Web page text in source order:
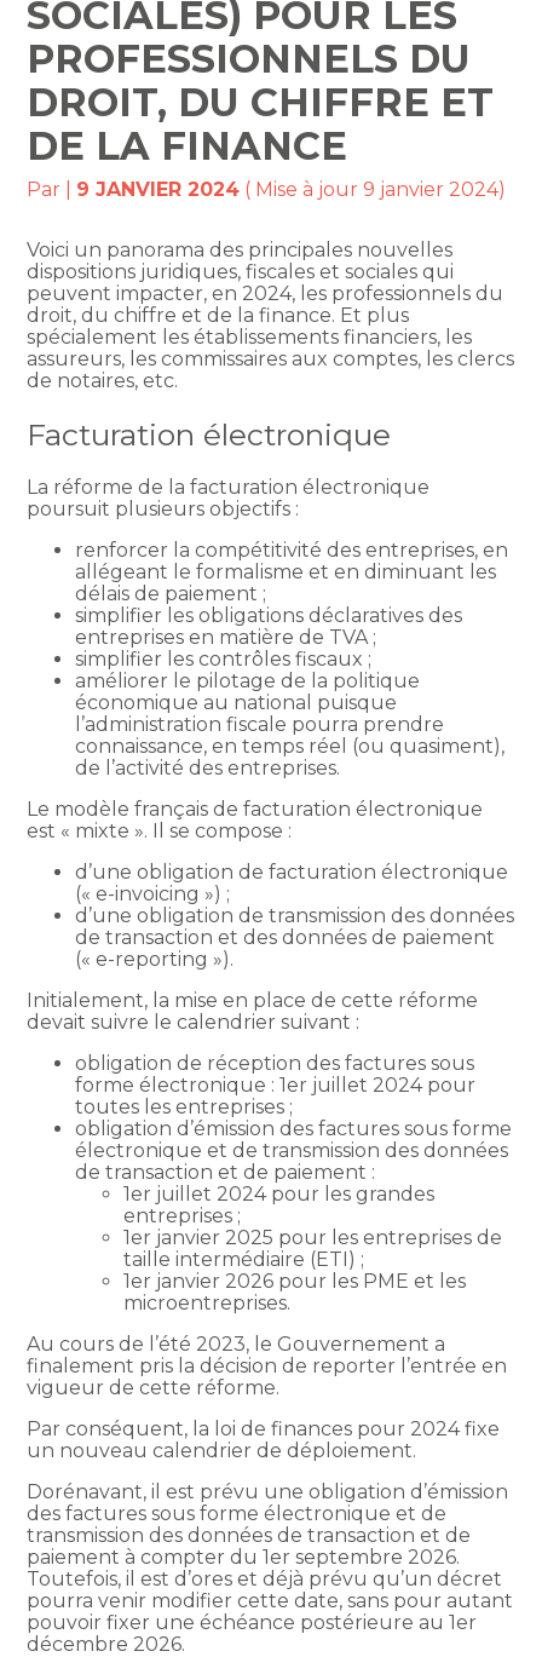
SOCIALES) POUR LES
PROFESSIONNELS DU
DROIT, DU CHIFFRE ET
DE LA FINANCE
Par 9 JANVIER 2024 ( Mise à jour 9 janvier 2024)
Voici un panorama des principales nouvelles
dispositions juridiques, fiscales et sociales qui
peuvent impacter, en 2024, les professionnels du
droit, du chiffre et de la finance. Et plus
spécialement les établissements financiers, les
assureurs, les commissaires aux comptes, les clercs
de notaires, etc.
Facturation électronique
La réforme de la facturation électronique
poursuit plusieurs objectifs :
renforcer la compétitivité des entreprises, en
allégeant le formalisme et en diminuant les
délais de paiement ;
simplifier les obligations déclaratives des
entreprises en matière de TVA ;
simplifier les contrôles fiscaux ;
améliorer le pilotage de la politique
économique au national puisque
l’administration fiscale pourra prendre
connaissance, en temps réel (ou quasiment),
de l’activité des entreprises.
Le modèle français de facturation électronique
est « mixte ». Il se compose :
d’une obligation de facturation électronique
(« e-invoicing ») ;
d’une obligation de transmission des données
de transaction et des données de paiement
(« e-reporting »).
Initialement, la mise en place de cette réforme
devait suivre le calendrier suivant :
obligation de réception des factures sous
forme électronique : 1er juillet 2024 pour
toutes les entreprises ;
obligation d’émission des factures sous forme
électronique et de transmission des données
de transaction et de paiement :
1er juillet 2024 pour les grandes
entreprises ;
1er janvier 2025 pour les entreprises de
taille intermédiaire (ETI) ;
1er janvier 2026 pour les PME et les
microentreprises.
Au cours de l’été 2023, le Gouvernement a
finalement pris la décision de reporter l’entrée en
vigueur de cette réforme.
Par conséquent, la loi de finances pour 2024 fixe
un nouveau calendrier de déploiement.
Dorénavant, il est prévu une obligation d’émission
des factures sous forme électronique et de
transmission des données de transaction et de
paiement à compter du 1er septembre 2026.
Toutefois, il est d’ores et déjà prévu qu’un décret
pourra venir modifier cette date, sans pour autant
pouvoir fixer une échéance postérieure au 1er
décembre 2026.